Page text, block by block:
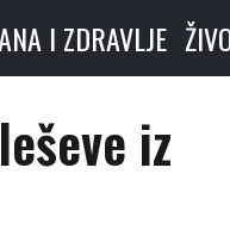
I ZDRAVLJE
iz